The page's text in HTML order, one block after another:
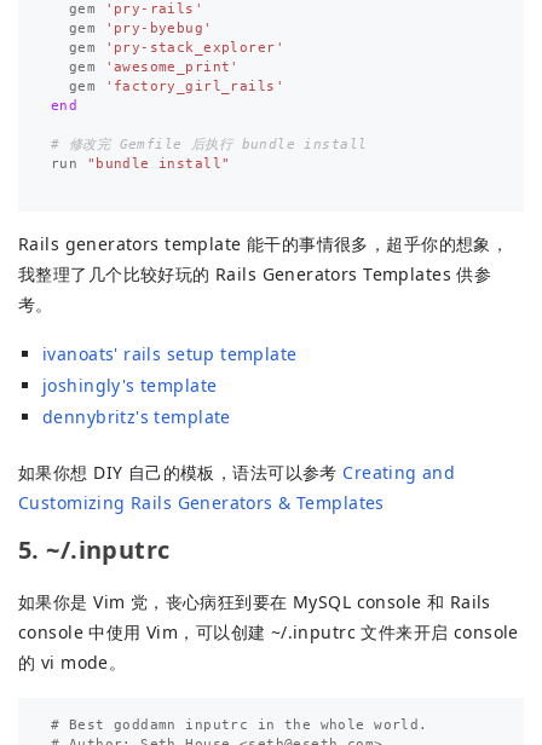
gem
'pry-rails'
gem
'pry-byebug'
gem
'pry-stack_explorer'
gem
'awesome_print'
gem
'factory_girl_rails'
end
# 修改完 Gemfile 后执行 bundle install
run
"bundle install"
Rails generators template 能干的事情很多，超乎你的想象，
我整理了几个比较好玩的 Rails Generators Templates 供参
考。
ivanoats' rails setup template
joshingly's template
dennybritz's template
如果你想 DIY 自己的模板，语法可以参考 Creating and
Customizing Rails Generators & Templates
5. ~/.inputrc
如果你是 Vim 党，丧心病狂到要在 MySQL console 和 Rails
console 中使用 Vim，可以创建 ~/.inputrc 文件来开启 console
的 vi mode。
# Best goddamn inputrc in the whole world.